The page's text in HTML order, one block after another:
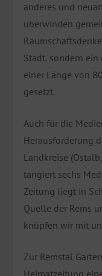
anderes und
überwinden
Stadt, sondern
einer Länge von
gesetzt.
Auch für die
Herausforderung
Landkreise
tangiert sechs
Zeitung liegt in
Quelle der Rems
knüpfen wir mit
Zur Remstal